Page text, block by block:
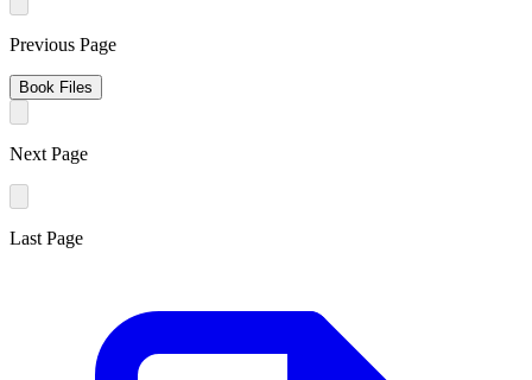
Previous Page
Book Files
Next Page
Last Page